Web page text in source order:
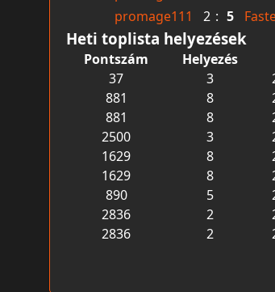
promage111
2 : 5
Heti toplista helyezések
Pontszám Helyezés
37
3
881
8
881
8
2500
3
1629
8
1629
8
890
5
2836
2
2836
2